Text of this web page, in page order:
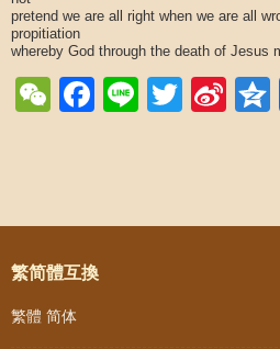
pretend we are all right when we are all
propitiation
whereby God through the death of Jesus
WeChat
Facebook
Line
Post navigation
繁简體互換
繁體 简体